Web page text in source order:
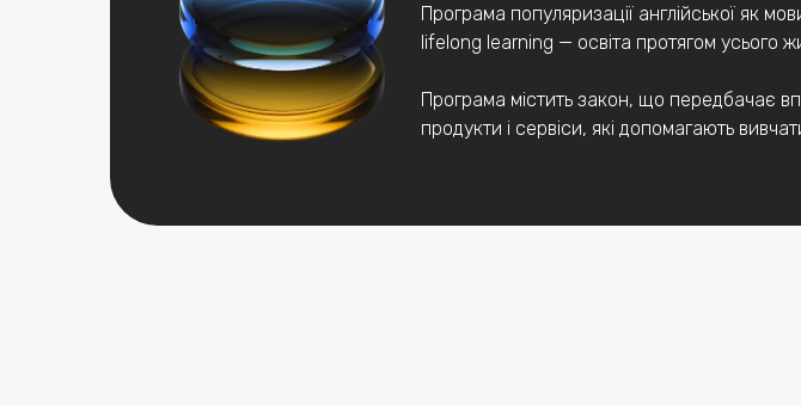
Програма популяризації англійської як
lifelong learning — освіта протягом усього
Програма містить закон, що передбачає
продукти і сервіси, які допомагають